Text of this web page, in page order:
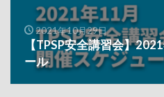
2021年10月29日
【TPSP安全講習会】
ール